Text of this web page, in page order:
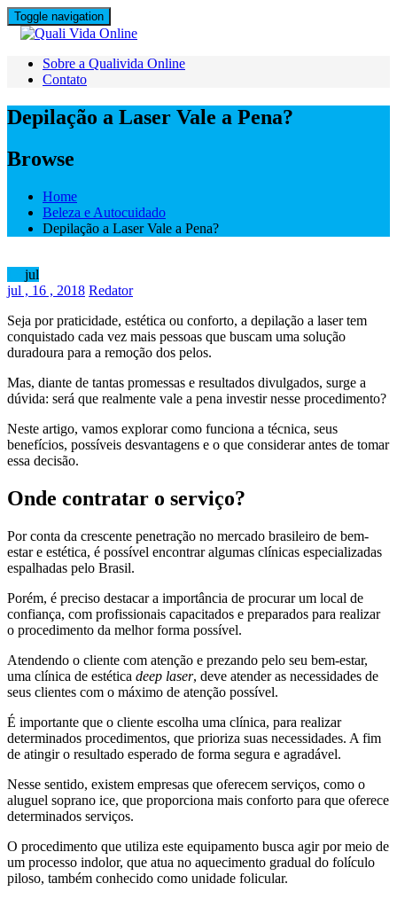
Skip
to
Toggle navigation
Sobre a Qualivida Online
Contato
Depilação a Laser Vale a Pena?
Browse
Home
Beleza e Autocuidado
Depilação a Laser Vale a Pena?
jul
jul , 16 , 2018 Redator
Seja por praticidade, estética ou conforto, a depilação a laser tem
conquistado cada vez mais pessoas que buscam uma solução
duradoura para a remoção dos pelos.
Mas, diante de tantas promessas e resultados divulgados, surge a
dúvida: será que realmente vale a pena investir nesse procedimento?
Neste artigo, vamos explorar como funciona a técnica, seus
benefícios, possíveis desvantagens e o que considerar antes de tomar
essa decisão.
Onde contratar o serviço?
Por conta da crescente penetração no mercado brasileiro de bem-
estar e estética, é possível encontrar algumas clínicas especializadas
espalhadas pelo Brasil.
Porém, é preciso destacar a importância de procurar um local de
confiança, com profissionais capacitados e preparados para realizar
o procedimento da melhor forma possível.
Atendendo o cliente com atenção e prezando pelo seu bem-estar,
uma clínica de estética deep laser, deve atender as necessidades de
seus clientes com o máximo de atenção possível.
É importante que o cliente escolha uma clínica, para realizar
determinados procedimentos, que prioriza suas necessidades. A fim
de atingir o resultado esperado de forma segura e agradável.
Nesse sentido, existem empresas que oferecem serviços, como o
aluguel soprano ice, que proporciona mais conforto para que oferece
determinados serviços.
O procedimento que utiliza este equipamento busca agir por meio de
um processo indolor, que atua no aquecimento gradual do folículo
piloso, também conhecido como unidade folicular.